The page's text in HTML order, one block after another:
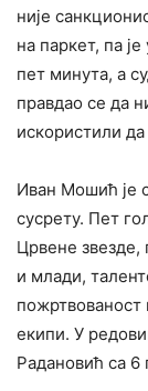
није
на паркет, па
пет минута, а
правдао се да
искористили
Иван Мошић је
сусрету. Пет
Црвене звезде,
и млади,
пожртвованост
екипи. У
Радановић са 6